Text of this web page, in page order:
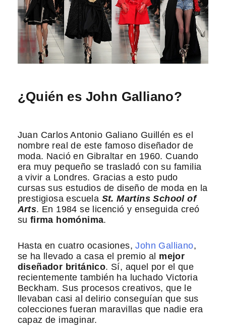
¿Quién es John Galliano?
Juan Carlos Antonio Galiano Guillén es el
nombre real de este famoso diseñador de
moda. Nació en Gibraltar en 1960. Cuando
era muy pequeño se trasladó con su familia
a vivir a Londres. Gracias a esto pudo
cursas sus estudios de diseño de moda en la
prestigiosa escuela St. Martins School of
Arts. En 1984 se licenció y enseguida creó
su firma homónima.
Hasta en cuatro ocasiones,John Galliano,
se ha llevado a casa el premio al mejor
diseñador británico. Sí, aquel por el que
recientemente también ha luchado Victoria
Beckham. Sus procesos creativos, que le
llevaban casi al delirio conseguían que sus
colecciones fueran maravillas que nadie era
capaz de imaginar.